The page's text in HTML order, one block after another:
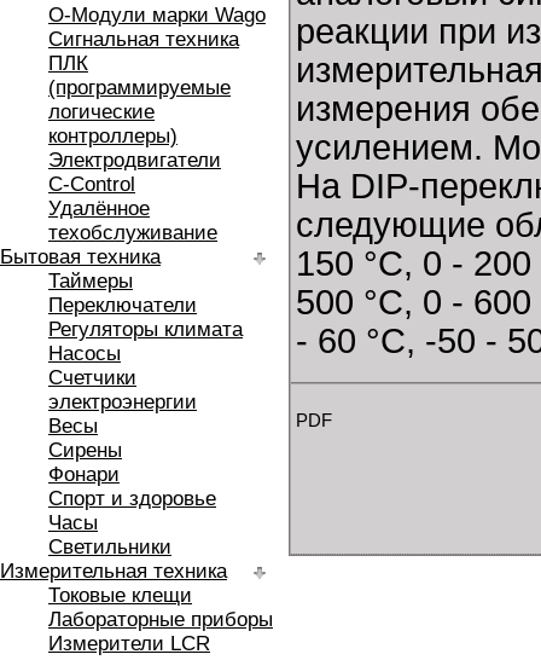
O-Модули марки Wago
Сигнальная техника
ПЛК
(программируемые
логические
контроллеры)
Электродвигатели
C-Control
Удалённое
техобслуживание
Бытовая техника
Таймеры
Переключатели
Регуляторы климата
Насосы
Счетчики
электроэнергии
Весы
Сирены
Фонари
Спорт и здоровье
Часы
Светильники
Измерительная техника
Токовые клещи
Лабораторные приборы
Измерители LCR
реакции при
измерения
усилением.
На DIP-
следующие
150 °C, 0 -
500 °C, 0 -
- 60 °C, -50 -
PDF